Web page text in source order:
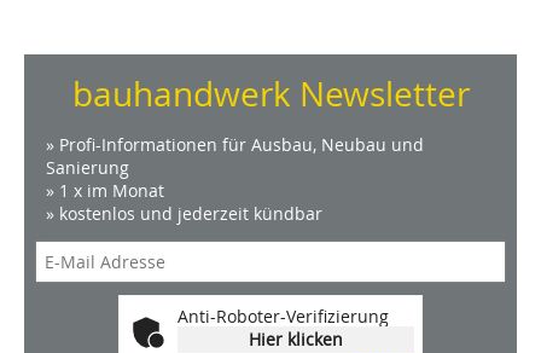
bauhandwerk Newsletter
» Profi-Informationen für Ausbau, Neubau und
Sanierung
» 1 x im Monat
» kostenlos und jederzeit kündbar
Anti-Roboter-Verifizierung
Hier klicken